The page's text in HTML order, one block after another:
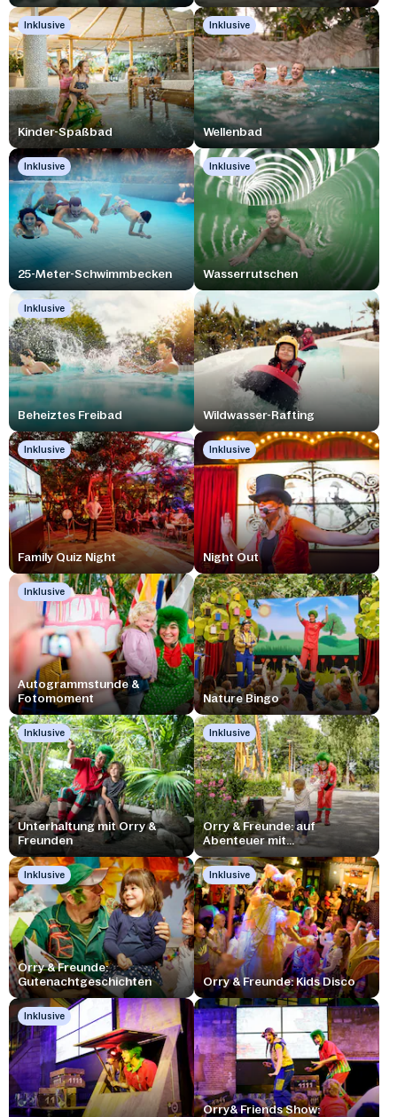
Inklusive
Kinder-Spaßbad
Inklusive
Wellenbad
Inklusive
25-Meter-Schwimmbecken
Inklusive
Wasserrutschen
Inklusive
Beheiztes Freibad Wildwasser-Rafting
Inklusive
Family Quiz Night
Inklusive
Night Out
Inklusive
Autogrammstunde &
Fotomoment
Nature Bingo
Inklusive
Unterhaltung mit Orry &
Freunden
Inklusive
Orry & Freunde: auf
Abenteuer mit...
Inklusive
Orry & Freunde:
Gutenachtgeschichten
Inklusive
Orry & Freunde: Kids Disco
Inklusive
Orry& Friends Show: